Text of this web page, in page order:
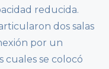
reducida.
dos salas
por un
cuales se colocó